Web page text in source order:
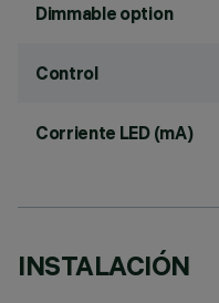
Dimmable option
Control
Corriente LED (mA)
INSTALACIÓN